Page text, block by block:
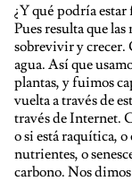
¿Y qué podría
Pues resulta que las
sobrevivir y crecer.
agua. Así que
plantas, y fuimos
vuelta a través de
través de Internet.
o si está raquítica, o
nutrientes, o
carbono. Nos